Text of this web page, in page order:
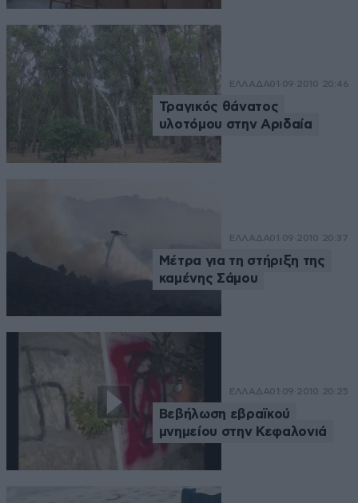
ΕΛΛΑΔΑ01·09·2010 20:46
Τραγικός θάνατος
υλοτόμου στην Αριδαία
ΕΛΛΑΔΑ01·09·2010 20:37
Μέτρα για τη στήριξη της
καμένης Σάμου
ΕΛΛΑΔΑ01·09·2010 20:25
Βεβήλωση εβραϊκού
μνημείου στην Κεφαλονιά